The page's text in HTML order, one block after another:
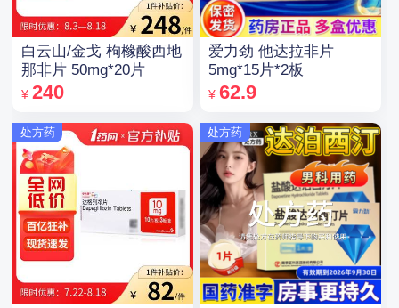
白云山/金戈 枸橼酸西地
那非片 50mg*20片
¥ 240
处方药
爱力劲 他达拉非片
5mg*15片*2板
¥ 62.9
处方药